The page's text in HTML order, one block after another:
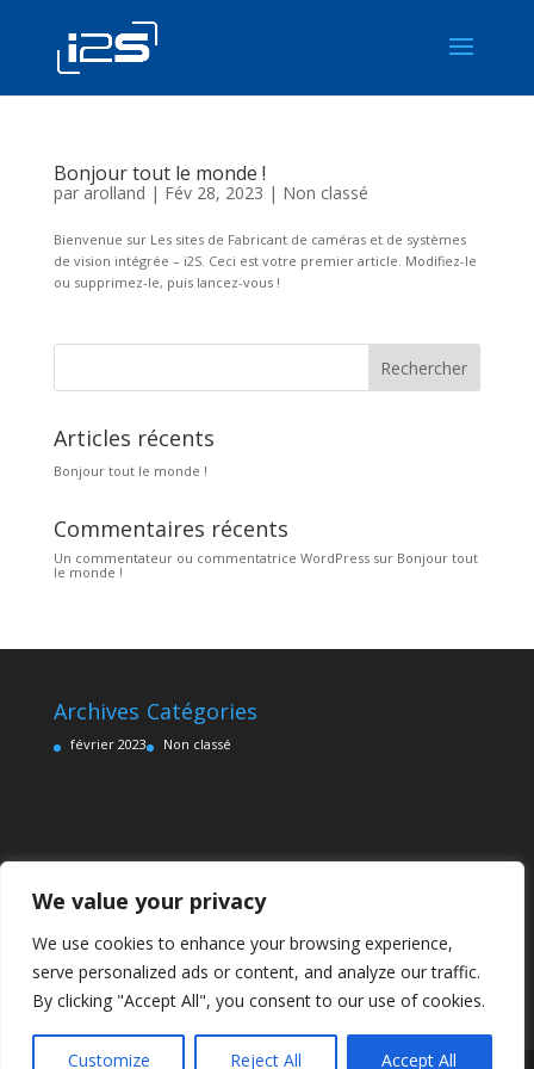
We value your privacy
We use cookies to enhance your browsing experience,
serve personalized ads or content, and analyze our traffic.
By clicking "Accept All", you consent to our use of cookies.
Customize Reject All Accept All
Bonjour tout le monde !
par arolland | Fév 28, 2023 | Non classé
Bienvenue sur Les sites de Fabricant de caméras et de systèmes
de vision intégrée – i2S. Ceci est votre premier article. Modifiez-le
ou supprimez-le, puis lancez-vous !
Rechercher
Articles récents
Bonjour tout le monde !
Commentaires récents
Un commentateur ou commentatrice WordPresssur Bonjour tout
le monde !
Archives
février 2023
Catégories
Non classé